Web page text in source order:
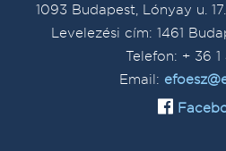
1093 Budapest, Lónyay u.
Levelezési cím: 1461
Telefon: + 36 1
Email: